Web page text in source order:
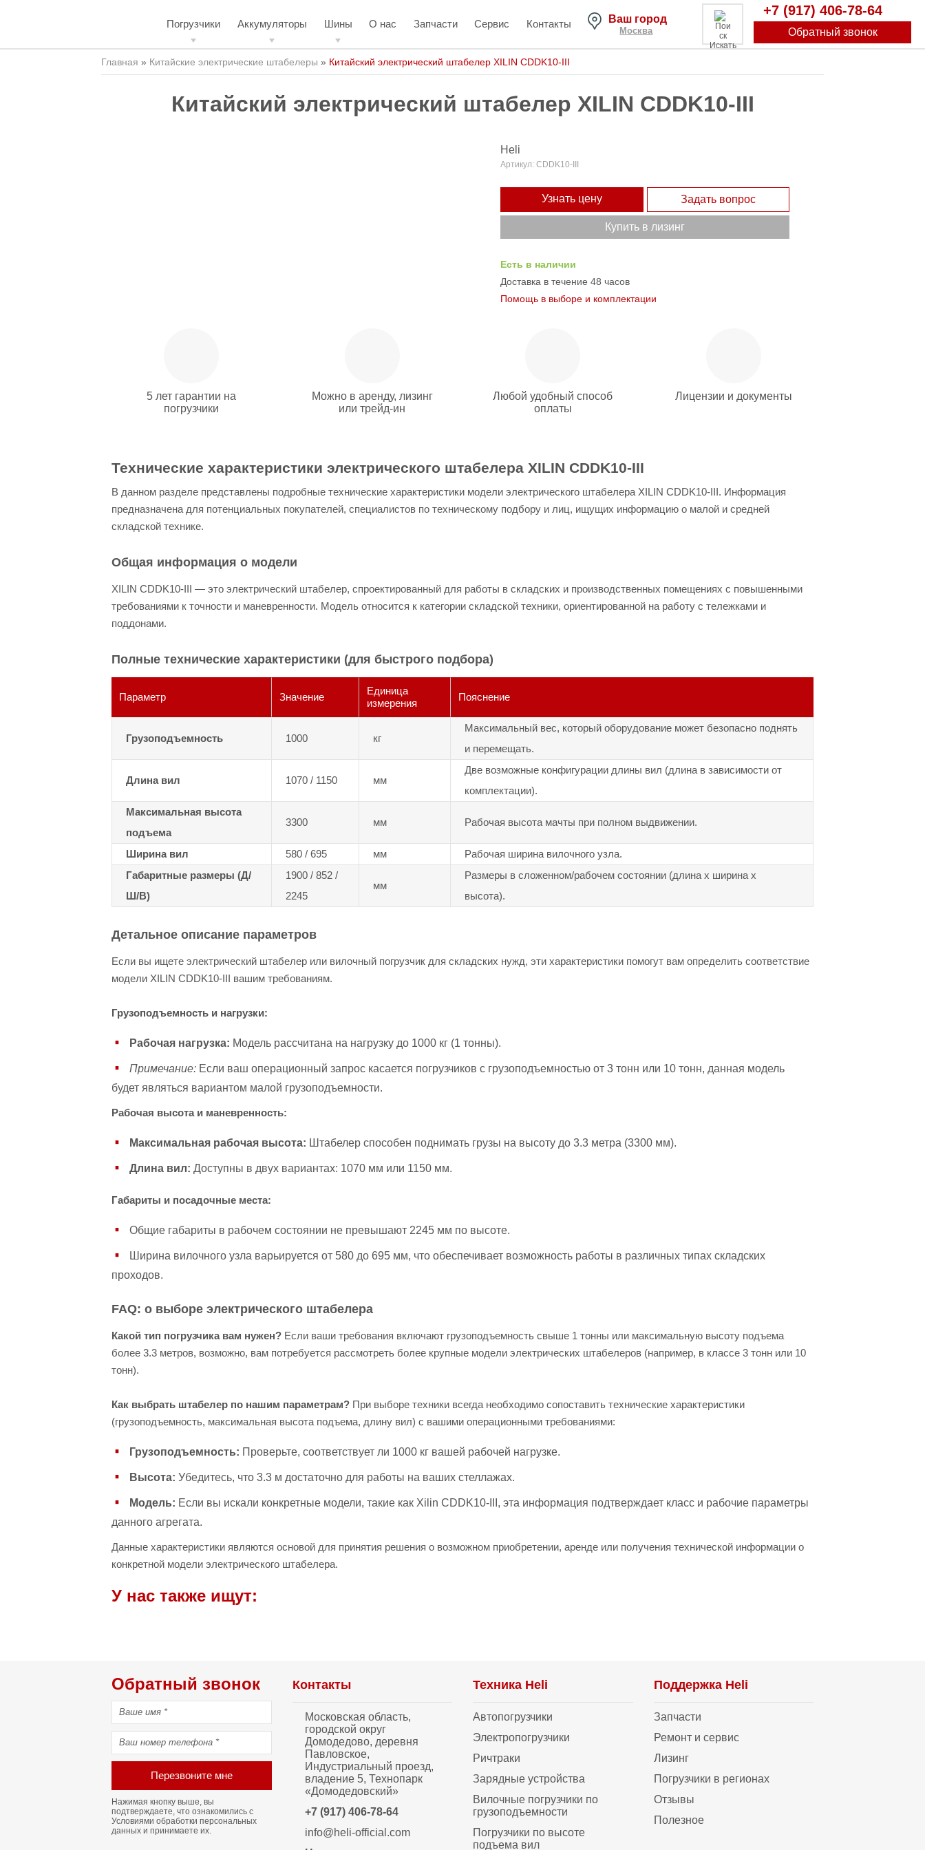
Погрузчики Аккумуляторы Шины О нас Запчасти Сервис Контакты Ваш город
Москва
Искать
+7 (917) 406-78-64
Обратный звонок
Главная » Китайские электрические штабелеры » Китайский электрический штабелер XILIN CDDK10-III
Китайский электрический штабелер XILIN CDDK10-III
Heli
Артикул: CDDK10-III
Узнать цену Задать вопрос
Купить в лизинг
Есть в наличии
Доставка в течение 48 часов
Помощь в выборе и комплектации
5 лет гарантии на
погрузчики
Можно в аренду, лизинг
или трейд-ин
Любой удобный способ
оплаты
Лицензии и документы
Технические характеристики электрического штабелера XILIN CDDK10-III
В данном разделе представлены подробные технические характеристики модели электрического штабелера XILIN CDDK10-III. Информация
предназначена для потенциальных покупателей, специалистов по техническому подбору и лиц, ищущих информацию о малой и средней
складской технике.
Общая информация о модели
XILIN CDDK10-III — это электрический штабелер, спроектированный для работы в складских и производственных помещениях с повышенными
требованиями к точности и маневренности. Модель относится к категории складской техники, ориентированной на работу с тележками и
поддонами.
Полные технические характеристики (для быстрого подбора)
Параметр Значение
Единица
измерения
Пояснение
Грузоподъемность 1000 кг
Максимальный вес, который оборудование может безопасно поднять
и перемещать.
Длина вил 1070 / 1150 мм
Две возможные конфигурации длины вил (длина в зависимости от
комплектации).
Максимальная высота
подъема
3300 мм Рабочая высота мачты при полном выдвижении.
Ширина вил 580 / 695 мм
Рабочая ширина вилочного узла.
Габаритные размеры (Д/
Ш/В)
1900 / 852 /
2245
мм
Размеры в сложенном/рабочем состоянии (длина х ширина х
высота).
Детальное описание параметров
Если вы ищете электрический штабелер или вилочный погрузчик для складских нужд, эти характеристики помогут вам определить соответствие
модели XILIN CDDK10-III вашим требованиям.
Грузоподъемность и нагрузки:
Рабочая нагрузка: Модель рассчитана на нагрузку до 1000 кг (1 тонны).
Примечание: Если ваш операционный запрос касается погрузчиков с грузоподъемностью от 3 тонн или 10 тонн, данная модель
будет являться вариантом малой грузоподъемности.
Рабочая высота и маневренность:
Максимальная рабочая высота: Штабелер способен поднимать грузы на высоту до 3.3 метра (3300 мм).
Длина вил: Доступны в двух вариантах: 1070 мм или 1150 мм.
Габариты и посадочные места:
Общие габариты в рабочем состоянии не превышают 2245 мм по высоте.
Ширина вилочного узла варьируется от 580 до 695 мм, что обеспечивает возможность работы в различных типах складских
проходов.
FAQ: о выборе электрического штабелера
Какой тип погрузчика вам нужен? Если ваши требования включают грузоподъемность свыше 1 тонны или максимальную высоту подъема
более 3.3 метров, возможно, вам потребуется рассмотреть более крупные модели электрических штабелеров (например, в классе 3 тонн или 10
тонн).
Как выбрать штабелер по нашим параметрам? При выборе техники всегда необходимо сопоставить технические характеристики
(грузоподъемность, максимальная высота подъема, длину вил) с вашими операционными требованиями:
Грузоподъемность: Проверьте, соответствует ли 1000 кг вашей рабочей нагрузке.
Высота: Убедитесь, что 3.3 м достаточно для работы на ваших стеллажах.
Модель: Если вы искали конкретные модели, такие как Xilin CDDK10-III, эта информация подтверждает класс и рабочие параметры
данного агрегата.
Данные характеристики являются основой для принятия решения о возможном приобретении, аренде или получения технической информации о
конкретной модели электрического штабелера.
У нас также ищут:
Обратный звонок
Перезвоните мне
Нажимая кнопку выше, вы
подтверждаете, что ознакомились с
Условиями обработки персональных
данных и принимаете их.
Контакты
Московская область,
городской округ
Домодедово, деревня
Павловское,
Индустриальный проезд,
владение 5, Технопарк
«Домодедовский»
+7 (917) 406-78-64
info@heli-official.com
Техника Heli
Автопогрузчики
Электропогрузчики
Ричтраки
Зарядные устройства
Вилочные погрузчики по
грузоподъемности
Погрузчики по высоте
подъема вил
Поддержка Heli
Запчасти
Ремонт и сервис
Лизинг
Погрузчики в регионах
Отзывы
Полезное